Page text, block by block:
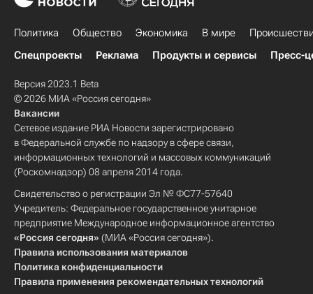
Политика Общество Экономика В мире
Спецпроекты
Реклама Продукты и сервисы Пресс-
Версия 2023.1 Beta
© 2026 МИА «Россия сегодня»
Вакансии
Сетевое издание РИА Новости зарегистрировано
в Федеральной службе по надзору в сфере связи,
информационных технологий и массовых коммуникаций
(Роскомнадзор) 08 апреля 2014 года.
Свидетельство о регистрации Эл № ФС77-57640
Учредитель: Федеральное государственное унитарное
предприятие Международное информационное агентство
«Россия сегодня» (МИА «Россия сегодня»).
Правила использования материалов
Политика конфиденциальности
Правила применения рекомендательных технологий